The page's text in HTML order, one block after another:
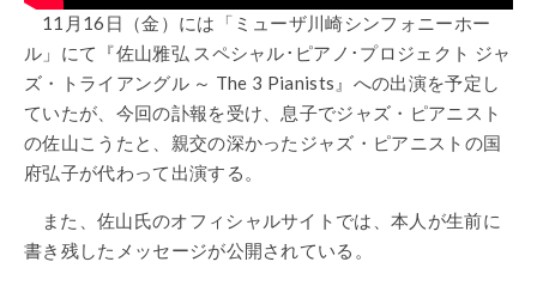
11月16日（金）には「ミューザ川崎シンフォニーホー
ル」にて『佐山雅弘 スペシャル･ピアノ･プロジェクト ジャ
ズ・トライアングル ～ The 3 Pianists』への出演を予定し
ていたが、今回の訃報を受け、息子でジャズ・ピアニスト
の佐山こうたと、親交の深かったジャズ・ピアニストの国
府弘子が代わって出演する。
また、佐山氏のオフィシャルサイトでは、本人が生前に
書き残したメッセージが公開されている。